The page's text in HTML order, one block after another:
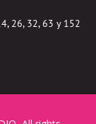
26, 32, 63 y 152